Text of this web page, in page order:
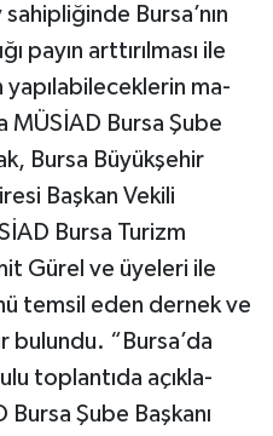
Bursa’nın
payın arttırılması ile
ma­
MÜSİAD Bursa Şube
Bursa Büyükşehir
Başkan Vekili
Bursa Turizm
Gürel ve üyeleri ile
temsil eden dernek ve
bulundu. “Bursa’da
toplantıda açıkla­
Şube Başkanı